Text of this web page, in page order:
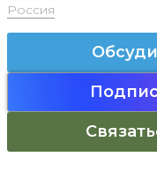
Россия